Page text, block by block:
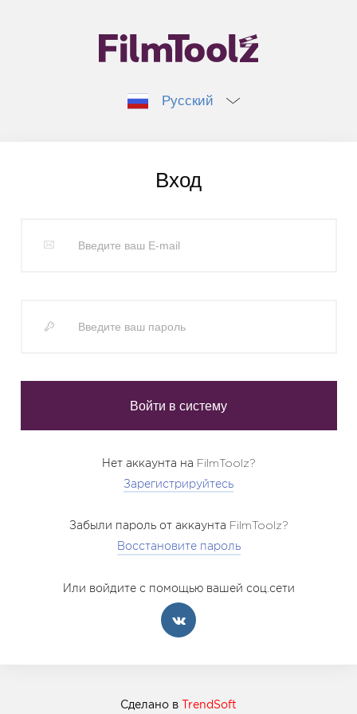
Русский
Вход
Нет аккаунта на FilmToolz?
Зарегистрируйтесь
Забыли пароль от аккаунта FilmToolz?
Восстановите пароль
Или войдите с помощью вашей соц.сети
Сделано в TrendSoft